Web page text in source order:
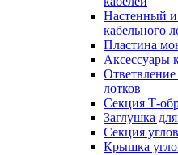
Настенный
кабельного
Пластина
Аксессуары
лотков
Секция Т-
Заглушка
Секция
Крышка